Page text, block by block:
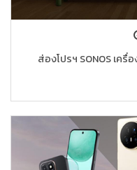
ส่องโปรฯ SONOS เค